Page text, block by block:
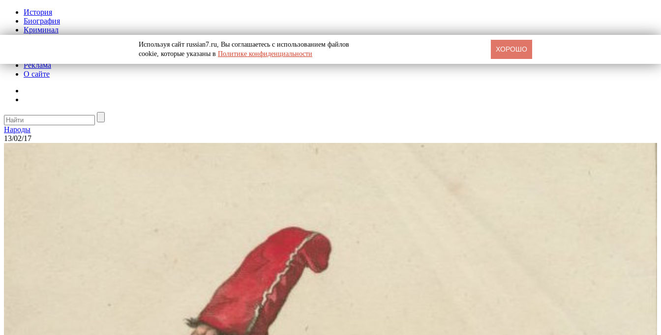
История
Биография
Криминал
Реклама
О сайте
Народы
13/02/17
Используя сайт russian7.ru, Вы соглашаетесь с использованием файлов
cookie, которые указаны в Политике конфиденциальности
ХОРОШО